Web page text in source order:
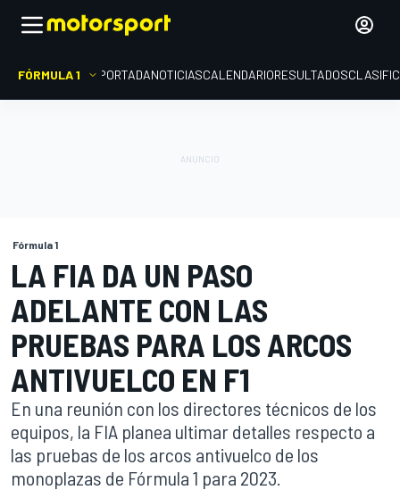
FÓRMULA 1 PORTADANOTICIASCALENDARIORESULTADOS
Fórmula 1
LA FIA DA UN PASO
ADELANTE CON LAS
PRUEBAS PARA LOS ARCOS
ANTIVUELCO EN F1
En una reunión con los directores técnicos de los
equipos, la FIA planea ultimar detalles respecto a
las pruebas de los arcos antivuelco de los
monoplazas de Fórmula 1 para 2023.